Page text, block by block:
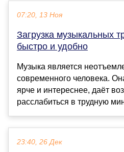
07:20, 13 Ноя
Загрузка музыкальных
быстро и удобно
Музыка является
современного человека.
ярче и интереснее, даёт
расслабиться в трудную
23:40, 26 Дек